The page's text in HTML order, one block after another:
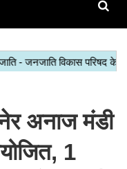
अनाज मंडी
1